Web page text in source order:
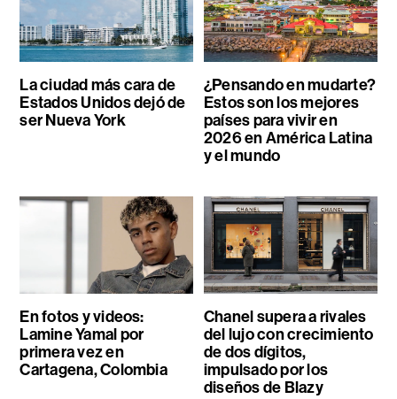
La ciudad más cara de
Estados Unidos dejó de
ser Nueva York
¿Pensando en mudarte?
Estos son los mejores
países para vivir en
2026 en América Latina
y el mundo
En fotos y videos:
Lamine Yamal por
primera vez en
Cartagena, Colombia
Chanel supera a rivales
del lujo con crecimiento
de dos dígitos,
impulsado por los
diseños de Blazy